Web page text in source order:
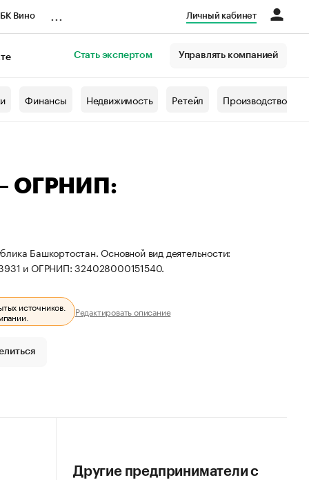
Вино Личный кабинет
Стать экспертом Управлять компанией
Финансы Недвижимость Ретейл Производство
ОГРНИП:
Башкортостан. Основной вид деятельности:
и ОГРНИП: 324028000151540.
источников. Редактировать описание
Другие предприниматели с